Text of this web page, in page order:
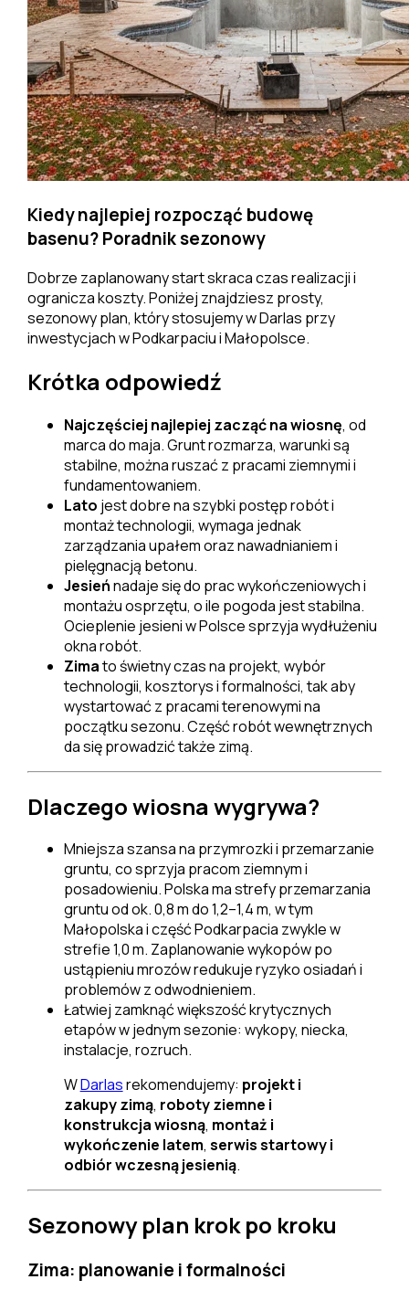
Kiedy najlepiej rozpocząć budowę
basenu? Poradnik sezonowy
Dobrze zaplanowany start skraca czas realizacji i
ogranicza koszty. Poniżej znajdziesz prosty,
sezonowy plan, który stosujemy w Darlas przy
inwestycjach w Podkarpaciu i Małopolsce.
Krótka odpowiedź
Najczęściej najlepiej zacząć na wiosnę, od
marca do maja. Grunt rozmarza, warunki są
stabilne, można ruszać z pracami ziemnymi i
fundamentowaniem.
Lato jest dobre na szybki postęp robót i
montaż technologii, wymaga jednak
zarządzania upałem oraz nawadnianiem i
pielęgnacją betonu.
Jesieńnadaje się do prac wykończeniowych i
montażu osprzętu, o ile pogoda jest stabilna.
Ocieplenie jesieni w Polsce sprzyja wydłużeniu
okna robót.
Zimato świetny czas na projekt, wybór
technologii, kosztorys i formalności, tak aby
wystartować z pracami terenowymi na
początku sezonu. Część robót wewnętrznych
da się prowadzić także zimą.
Dlaczego wiosna wygrywa?
Mniejsza szansa na przymrozki i przemarzanie
gruntu, co sprzyja pracom ziemnym i
posadowieniu. Polska ma strefy przemarzania
gruntu od ok. 0,8 m do 1,2–1,4 m, w tym
Małopolska i część Podkarpacia zwykle w
strefie 1,0 m. Zaplanowanie wykopów po
ustąpieniu mrozów redukuje ryzyko osiadań i
problemów z odwodnieniem.
Łatwiej zamknąć większość krytycznych
etapów w jednym sezonie: wykopy, niecka,
instalacje, rozruch.
WDarlasrekomendujemy: projekt i
zakupy zimą, roboty ziemne i
konstrukcja wiosną, montaż i
wykończenie latem, serwis startowy i
odbiór wczesną jesienią.
Sezonowy plan krok po kroku
Zima: planowanie i formalności